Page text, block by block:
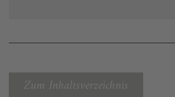
Zum Inhaltsverzeichnis